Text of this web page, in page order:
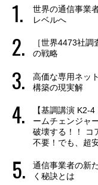
世界の通信事業
レベルへ
［世界4473社
の戦略
高価な専用ネッ
構築の現実解
【基調講演 K2-
ームチェンジャ
破壊する！！ コ
不要！でも、超
通信事業者の新
く秘訣とは